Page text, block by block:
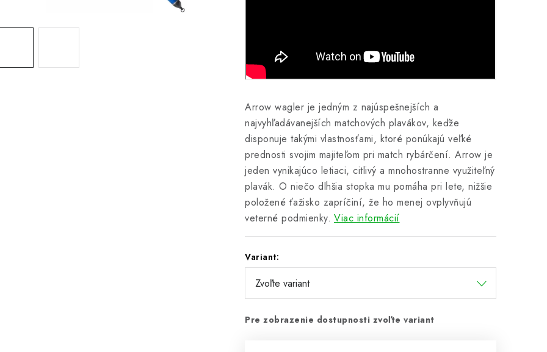
Arrow wagler je jedným z najúspešnejších a
najvyhľadávanejších matchových plavákov, keďže
disponuje takými vlastnosťami, ktoré ponúkajú veľké
prednosti svojim majiteľom pri match rybárčení. Arrow je
jeden vynikajúco letiaci, citlivý a mnohostranne využiteľný
plavák. O niečo dlhšia stopka mu pomáha pri lete, nižšie
položené ťažisko zapríčiní, že ho menej ovplyvňujú
veterné podmienky. Viac informácií
Variant:
Pre zobrazenie dostupnosti zvoľte variant